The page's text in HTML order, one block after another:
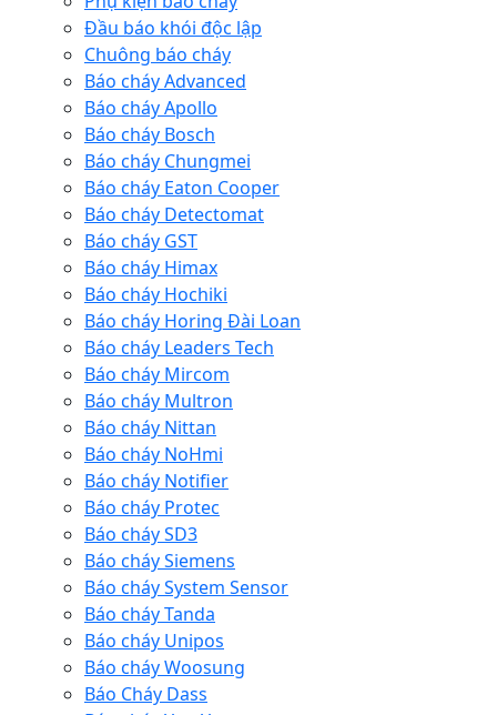
Đầu báo khói độc lập
Chuông báo cháy
Báo cháy Advanced
Báo cháy Apollo
Báo cháy Bosch
Báo cháy Chungmei
Báo cháy Eaton Cooper
Báo cháy Detectomat
Báo cháy GST
Báo cháy Himax
Báo cháy Hochiki
Báo cháy Horing Đài Loan
Báo cháy Leaders Tech
Báo cháy Mircom
Báo cháy Multron
Báo cháy Nittan
Báo cháy NoHmi
Báo cháy Notifier
Báo cháy Protec
Báo cháy SD3
Báo cháy Siemens
Báo cháy System Sensor
Báo cháy Tanda
Báo cháy Unipos
Báo cháy Woosung
Báo Cháy Dass